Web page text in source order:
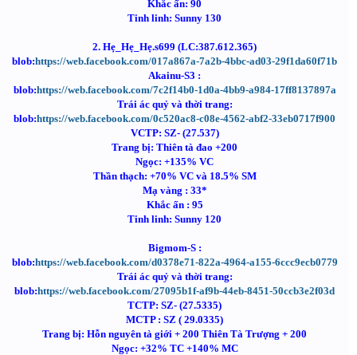
Khắc ấn: 90
Tinh linh: Sunny 130
2. Hẹ_Hẹ_Hẹ.s699 (LC:387.612.365)
blob:https://web.facebook.com/017a867a-7a2b-4bbc-ad03-29f1da60f71b
Akainu-S3 :
blob:https://web.facebook.com/7c2f14b0-1d0a-4bb9-a984-17ff8137897a
Trái ác quỷ và thời trang:
blob:https://web.facebook.com/0c520ac8-c08e-4562-abf2-33eb0717f900
VCTP: SZ- (27.537)
Trang bị: Thiên tà đao +200
Ngọc: +135% VC
Thần thạch: +70% VC và 18.5% SM
Mạ vàng : 33*
Khắc ấn : 95
Tinh linh: Sunny 120
Bigmom-S :
blob:https://web.facebook.com/d0378e71-822a-4964-a155-6ccc9ecb0779
Trái ác quỷ và thời trang:
blob:https://web.facebook.com/27095b1f-af9b-44eb-8451-50ccb3e2f03d
TCTP: SZ- (27.5335)
MCTP : SZ ( 29.0335)
Trang bị: Hỗn nguyên tà giới + 200 Thiên Tà Trượng + 200
Ngọc: +32% TC +140% MC